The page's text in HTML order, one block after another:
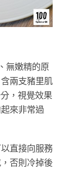
無嫩精的原
兩支豬里肌
，視覺效果
來非常過
直接向服務
否則冷掉後